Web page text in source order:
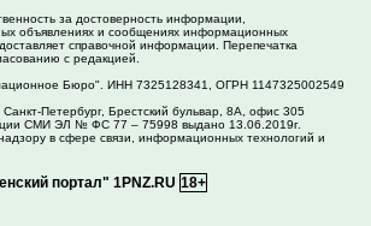
за достоверность информации,
объявлениях и сообщениях информационных
справочной информации. Перепечатка
с редакцией.
Бюро". ИНН 7325128341, ОГРН 1147325002549
Санкт-Петербург, Брестский бульвар, 8А, офис 305
СМИ ЭЛ № ФС 77 – 75998 выдано 13.06.2019г.
в сфере связи, информационных технологий и
портал" 1PNZ.RU 18+